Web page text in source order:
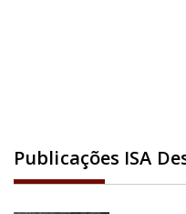
Publicações ISA